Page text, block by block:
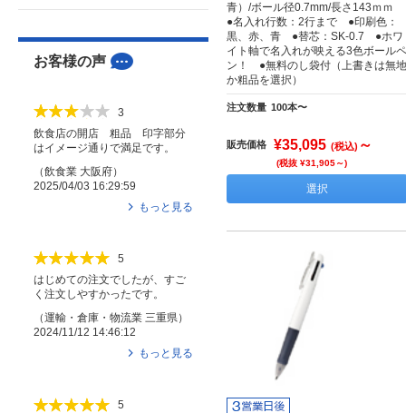
青）/ボール径0.7mm/長さ143ｍｍ
●名入れ行数：2行まで ●印刷色：
黒、赤、青 ●替芯：SK-0.7 ●ホワ
イト軸で名入れが映える3色ボールペ
ン！ ●無料のし袋付（上書きは無地
か粗品を選択）
注文数量 100本〜
販売価格 ¥35,095 (税込) ～
(税抜 ¥31,905～)
選択
お客様の声
3
飲食店の開店 粗品 印字部分
はイメージ通りで満足です。
（飲食業 大阪府）
2025/04/03 16:29:59
もっと見る
5
はじめての注文でしたが、すご
く注文しやすかったです。
（運輸・倉庫・物流業 三重県）
2024/11/12 14:46:12
もっと見る
5